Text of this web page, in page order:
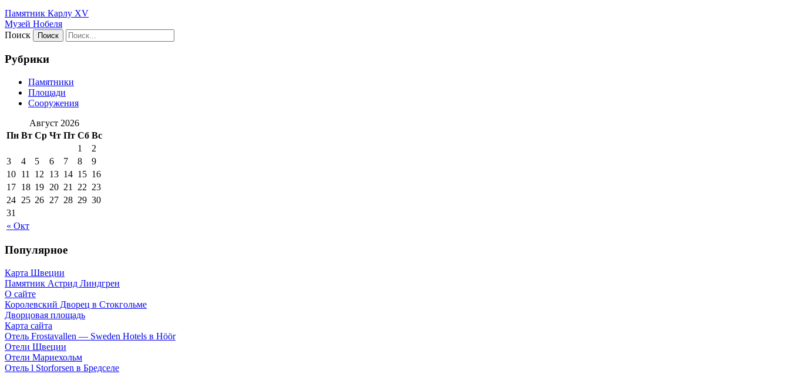
Памятник Карлу XV
Музей Нобеля
Поиск
Рубрики
Памятники
Площади
Сооружения
Август 2026
Пн Вт Ср Чт Пт Сб Вс
« Окт
1
2
3
4 5 6 7 8
9
10 11 12 13 14 15 16
17 18 19 20 21 22 23
24 25 26 27 28 29 30
31
Популярное
Карта Швеции
Памятник Астрид Линдгрен
О сайте
Королевский Дворец в Стокгольме
Дворцовая площадь
Карта сайта
Отель Frostavallen — Sweden Hotels в Höör
Отели Щвеции
Отели Мариехольм
Отель l Storforsen в Бредселе